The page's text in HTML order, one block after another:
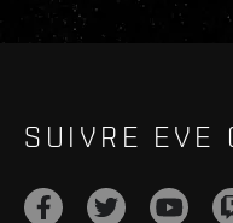
SUIVRE EVE